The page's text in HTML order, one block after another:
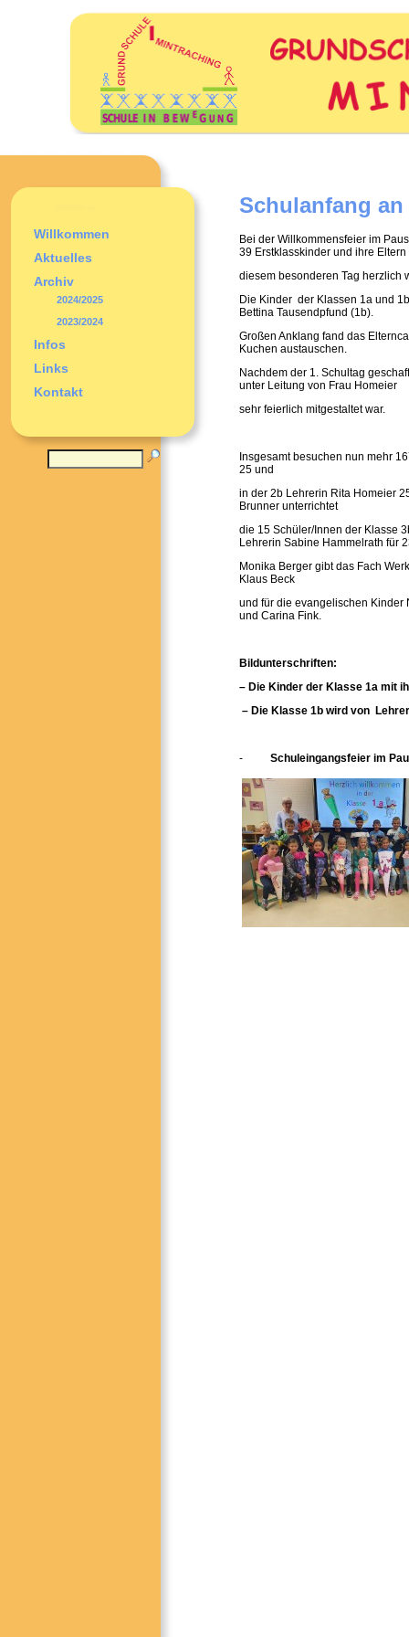
Willkommen
Aktuelles
Archiv
2024/2025
2023/2024
Infos
Links
Kontakt
Schulanfang
Bei der Willkommensfeier im
39 Erstklasskinder und ihre Eltern
diesem besonderen Tag herzlich
Die Kinder der Klassen 1a und
Bettina Tausendpfund (1b).
Großen Anklang fand das
Kuchen austauschen.
Nachdem der 1. Schultag
unter Leitung von Frau Homeier
sehr feierlich mitgestaltet war.
Insgesamt besuchen nun mehr
25 und
in der 2b Lehrerin Rita Homeier
Brunner unterrichtet
die 15 Schüler/Innen der Klasse
Lehrerin Sabine Hammelrath für
Monika Berger gibt das Fach
Klaus Beck
und für die evangelischen Kinder
und Carina Fink.
Bildunterschriften:
– Die Kinder der Klasse 1a mit
– Die Klasse 1b wird von
- Schuleingangsfeier im